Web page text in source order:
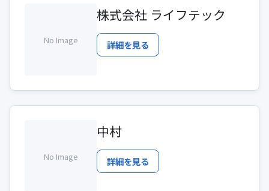
No Image
株式会社 ライフテック
詳細を見る
No Image
中村
詳細を見る